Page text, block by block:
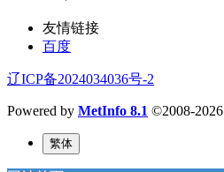
友情链接
百度
辽ICP备2024034036号-2
Powered by MetInfo 8.1 ©2008-2026
繁体